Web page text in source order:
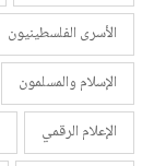
الأسرى الفلسطينيون
الإسلام والمسلمون
الإعلام الرقمي